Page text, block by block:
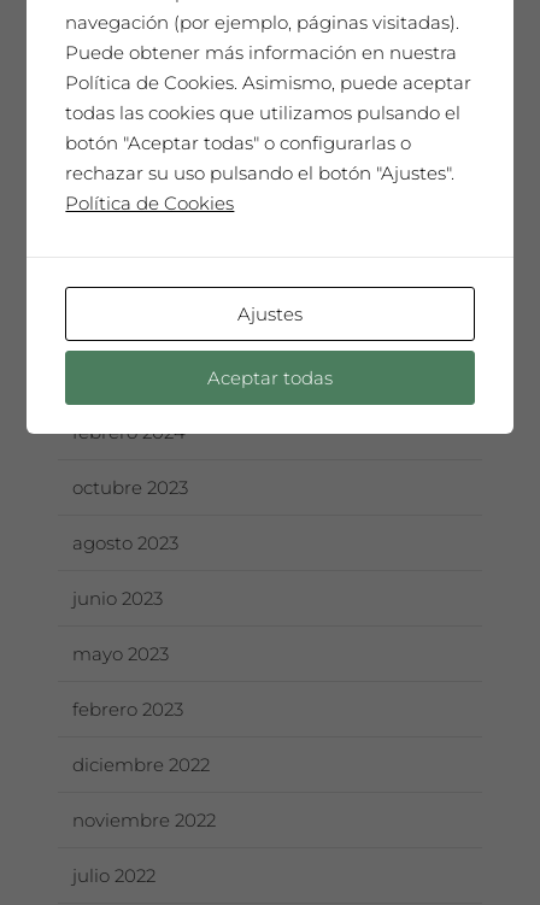
noviembre 2024
julio 2024
junio 2024
febrero 2024
octubre 2023
agosto 2023
junio 2023
mayo 2023
febrero 2023
diciembre 2022
noviembre 2022
julio 2022
navegación (por ejemplo, páginas visitadas).
Puede obtener más información en nuestra
Política de Cookies. Asimismo, puede aceptar
todas las cookies que utilizamos pulsando el
botón "Aceptar todas" o configurarlas o
rechazar su uso pulsando el botón "Ajustes".
Política de Cookies
Ajustes
Aceptar todas